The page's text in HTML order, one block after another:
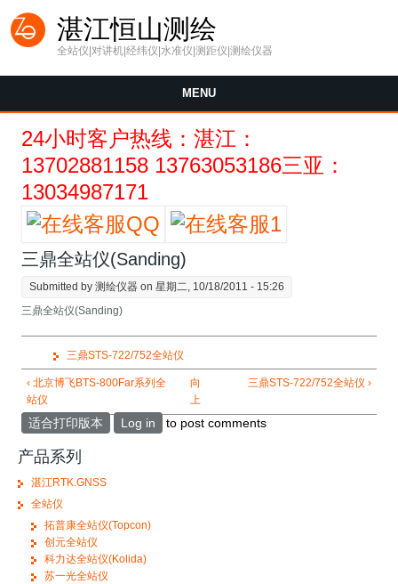
湛江恒山测绘
全站仪|对讲机|经纬仪|水准仪|测距仪|测绘仪器
MENU
24小时客户热线：湛江：
13702881158 13763053186三亚：
13034987171
三鼎全站仪(Sanding)
Submitted by测绘仪器 on 星期二, 10/18/2011 - 15:26
三鼎全站仪(Sanding)
三鼎STS-722/752全站仪
‹ 北京博飞BTS-800Far系列全
站仪
向
上
三鼎STS-722/752全站仪 ›
适合打印版本 Log in to post comments
产品系列
湛江RTK.GNSS
全站仪
拓普康全站仪(Topcon)
创元全站仪
科力达全站仪(Kolida)
苏一光全站仪